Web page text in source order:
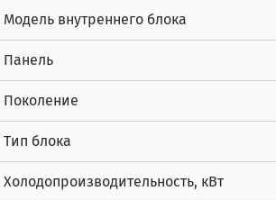
Модель внутреннего блока
Панель
Поколение
Тип блока
Холодопроизводительность, кВт